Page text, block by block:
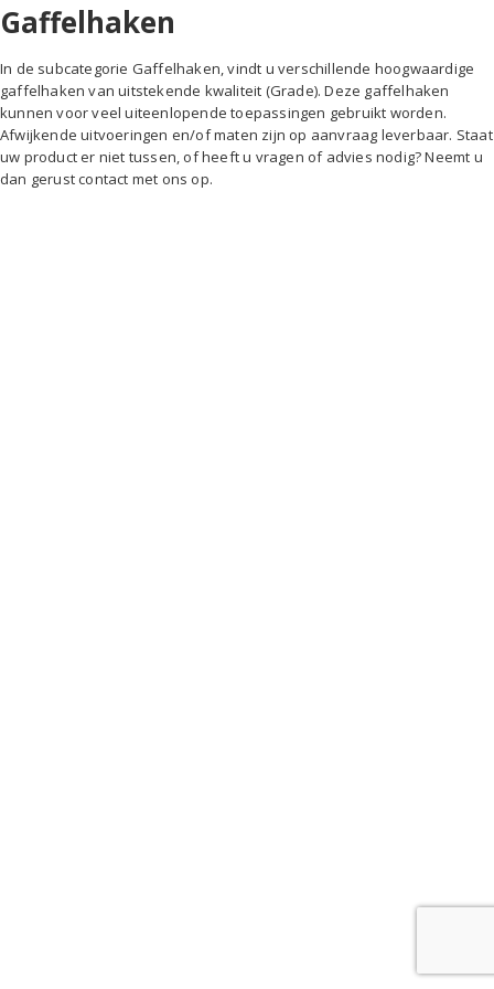
Gaffelhaken
In de subcategorie Gaffelhaken, vindt u verschillende hoogwaardige
gaffelhaken van uitstekende kwaliteit (Grade). Deze gaffelhaken
kunnen voor veel uiteenlopende toepassingen gebruikt worden.
Afwijkende uitvoeringen en/of maten zijn op aanvraag leverbaar. Staat
uw product er niet tussen, of heeft u vragen of advies nodig? Neemt u
dan gerust contact met ons op.